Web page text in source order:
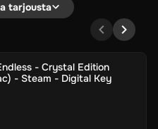
tarjousta
- Crystal Edition
- Steam - Digital Key